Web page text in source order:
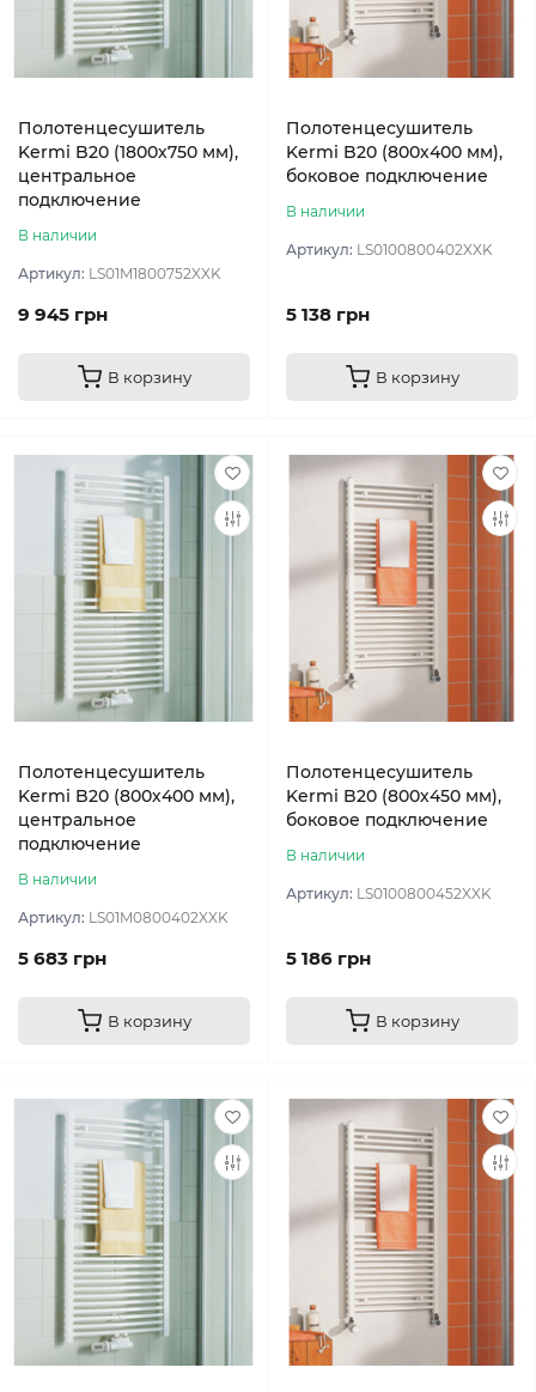
Полотенцесушитель
Kermi B20 (1800х750 мм),
центральное
подключение
В наличии
Артикул: LS01M1800752XXK
9 945 грн
В корзину
Полотенцесушитель
Kermi B20 (800х400 мм),
боковое подключение
В наличии
Артикул: LS0100800402XXK
5 138 грн
В корзину
Полотенцесушитель
Kermi B20 (800х400 мм),
центральное
подключение
В наличии
Артикул: LS01M0800402XXK
5 683 грн
В корзину
Полотенцесушитель
Kermi B20 (800х450 мм),
боковое подключение
В наличии
Артикул: LS0100800452XXK
5 186 грн
В корзину